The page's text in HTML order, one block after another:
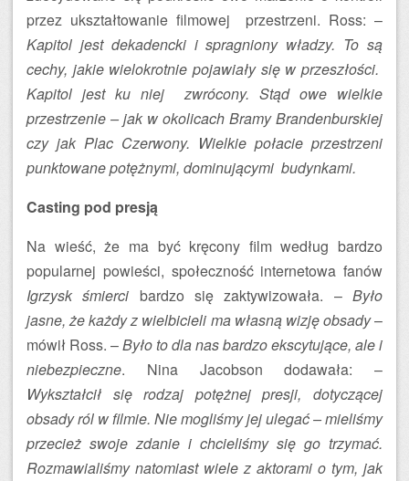
przez ukształtowanie filmowej przestrzeni. Ross: –
Kapitol jest dekadencki i spragniony władzy. To są
cechy, jakie wielokrotnie pojawiały się w przeszłości.
Kapitol jest ku niej zwrócony. Stąd owe wielkie
przestrzenie – jak w okolicach Bramy Brandenburskiej
czy jak Plac Czerwony. Wielkie połacie przestrzeni
punktowane potężnymi, dominującymi budynkami.
Casting pod presją
Na wieść, że ma być kręcony film według bardzo
popularnej powieści, społeczność internetowa fanów
Igrzysk śmierci bardzo się zaktywizowała. –Było
jasne, że każdy z wielbicieli ma własną wizję obsady–
mówił Ross. –Było to dla nas bardzo ekscytujące, ale i
niebezpieczne. Nina Jacobson dodawała: –
Wykształcił się rodzaj potężnej presji, dotyczącej
obsady ról w filmie. Nie mogliśmy jej ulegać – mieliśmy
przecież swoje zdanie i chcieliśmy się go trzymać.
Rozmawialiśmy natomiast wiele z aktorami o tym, jak